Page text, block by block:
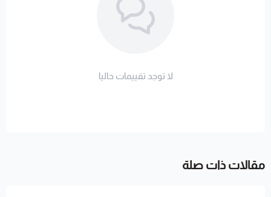
لا توجد تقييمات حاليا
مقالات ذات صلة